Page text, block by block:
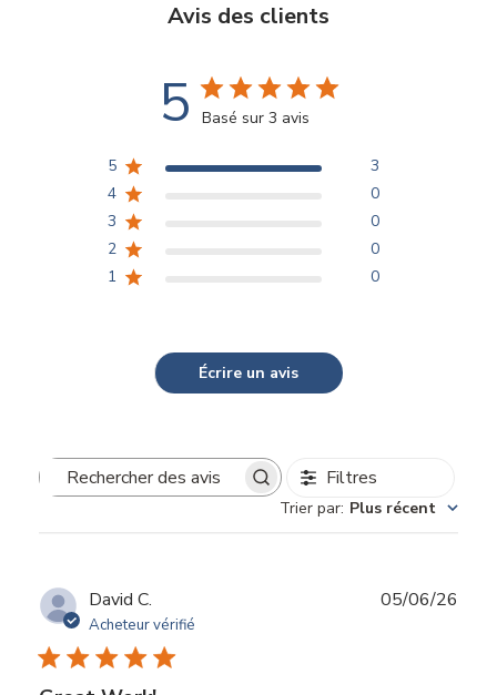
Avis des clients
5 Basé sur 3 avis
5
3
4
0
3
0
2
0
1
0
Écrire un avis
Rechercher
Filtres
Trier par: Plus récent
David C.
Acheteur vérifié
05/06/26